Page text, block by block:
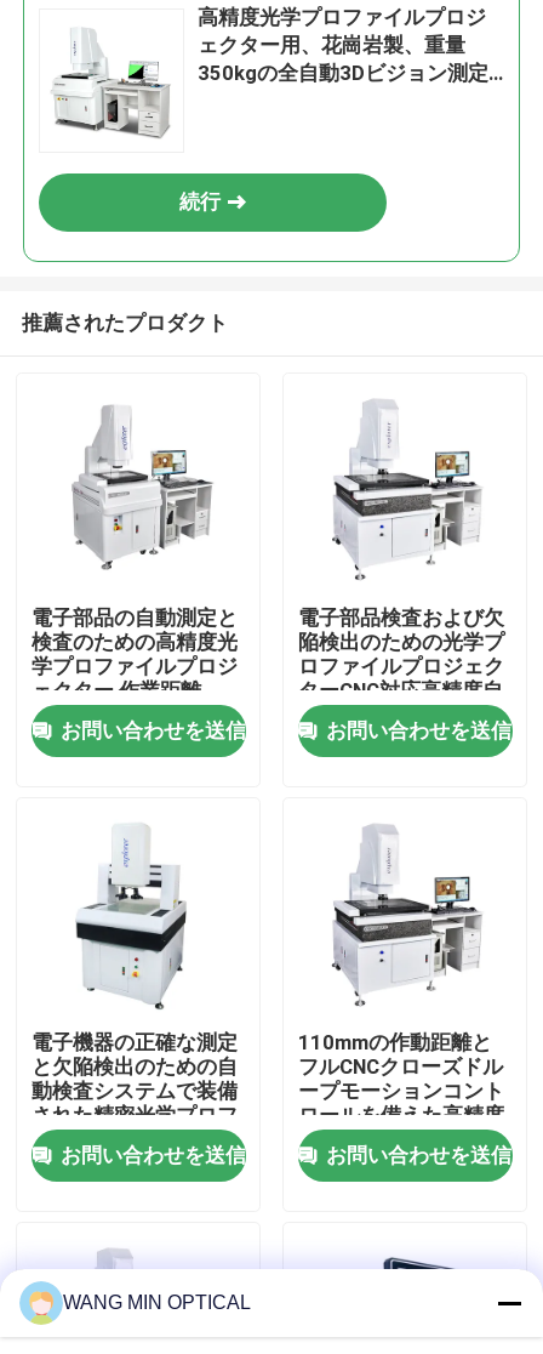
家へ
製品
わたしたち に つい て
工場 ツアー
品質管理
連絡 ください
ニュース
事件
CNCの視野の測定機械
高精度光学プロファイルプロジ
ェクター用、花崗岩製、重量
350kgの全自動3Dビジョン測定
続行
推薦されたプロダクト
電子部品の自動測定と
検査のための高精度光
学プロファイルプロジ
ェクター,作業距離
110mm
お問い合わせを送信
電子部品検査および欠
陥検出のための光学プ
ロファイルプロジェク
ターCNC対応高精度自
動測定システム
お問い合わせを送信
電子機器の正確な測定
と欠陥検出のための自
動検査システムで装備
された精密光学プロフ
ァイルプロジェクター
お問い合わせを送信
110mmの作動距離と
フルCNCクローズドル
ープモーションコント
ロールを備えた高精度
ビデオ測定機
お問い合わせを送信
WANG MIN OPTICAL